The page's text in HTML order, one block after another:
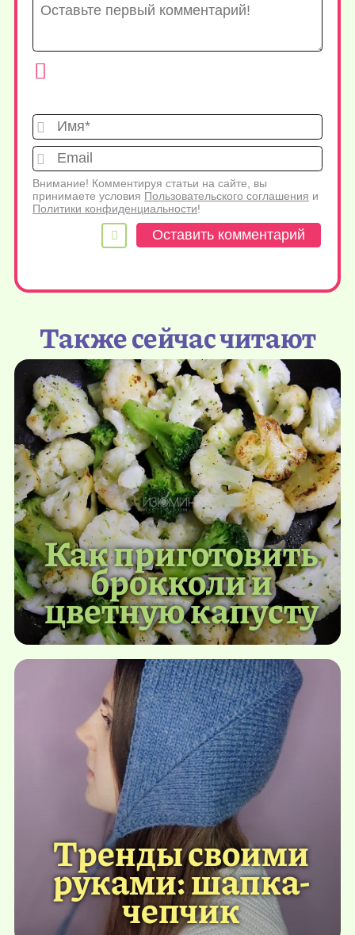
Имя*
Внимание! Комментируя статьи на сайте, вы
принимаете условия Пользовательского соглашения и
Политики конфиденциальности!
Также сейчас читают
Как приготовить
брокколи и
цветную капусту
Тренды своими
руками: шапка-
чепчик